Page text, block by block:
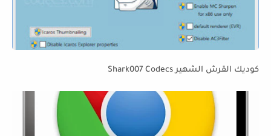
كوديك القرش الشهير Shark007 Codecs